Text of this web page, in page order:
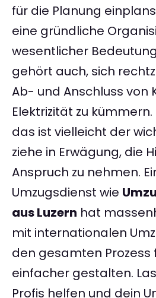
für die Planung
eine gründliche
wesentlicher
gehört auch, sich
Ab- und Anschluss von
Elektrizität zu
das ist vielleicht der
ziehe in Erwägung, die
Anspruch zu nehmen.
Umzugsdienst wie
aus Luzern hat
mit internationalen
den gesamten Prozess
einfacher gestalten.
Profis helfen und dein